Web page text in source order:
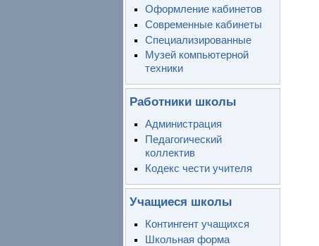
Оформление кабинетов
Современные кабинеты
Специализированные
Музей компьютерной
техники
Работники школы
Администрация
Педагогический
коллектив
Кодекс чести учителя
Учащиеся школы
Контингент учащихся
Школьная форма